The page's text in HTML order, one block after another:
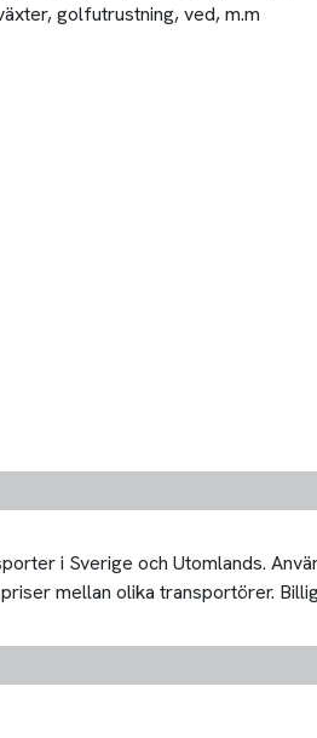
golfutrustning, ved, m.m
i Sverige och Utomlands.
mellan olika transportörer.